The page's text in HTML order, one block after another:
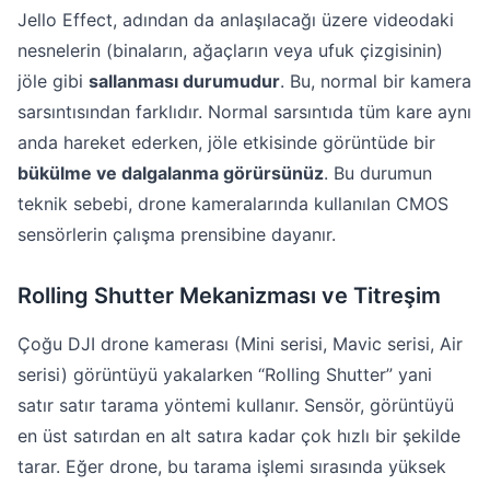
Jello Effect, adından da anlaşılacağı üzere videodaki
nesnelerin (binaların, ağaçların veya ufuk çizgisinin)
jöle gibi sallanması durumudur. Bu, normal bir kamera
sarsıntısından farklıdır. Normal sarsıntıda tüm kare aynı
anda hareket ederken, jöle etkisinde görüntüde bir
bükülme ve dalgalanma görürsünüz. Bu durumun
teknik sebebi, drone kameralarında kullanılan CMOS
sensörlerin çalışma prensibine dayanır.
Rolling Shutter Mekanizması ve Titreşim
Çoğu DJI drone kamerası (Mini serisi, Mavic serisi, Air
serisi) görüntüyü yakalarken “Rolling Shutter” yani
satır satır tarama yöntemi kullanır. Sensör, görüntüyü
en üst satırdan en alt satıra kadar çok hızlı bir şekilde
tarar. Eğer drone, bu tarama işlemi sırasında yüksek